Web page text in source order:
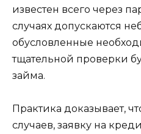
известен всего через
случаях допускаются
обусловленные
тщательной проверки
займа.
Практика доказывает,
случаев, заявку на